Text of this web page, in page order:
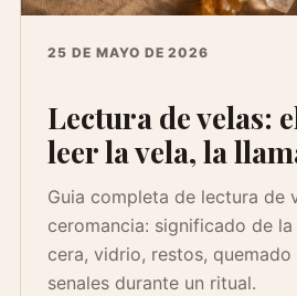
25 DE MAYO DE 2026
Lectura de velas:
leer la vela, la
Guia completa de lectura de
ceromancia: significado de la
cera, vidrio, restos,
senales durante un ritual.